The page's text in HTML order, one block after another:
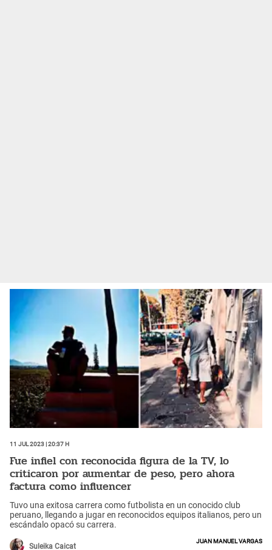
11 Jul 2023 | 20:37 h
Fue infiel con reconocida figura de la TV, lo
criticaron por aumentar de peso, pero ahora
factura como influencer
Tuvo una exitosa carrera como futbolista en un conocido club
peruano, llegando a jugar en reconocidos equipos italianos, pero un
escándalo opacó su carrera.
Suleika Caicat
Juan Manuel Vargas